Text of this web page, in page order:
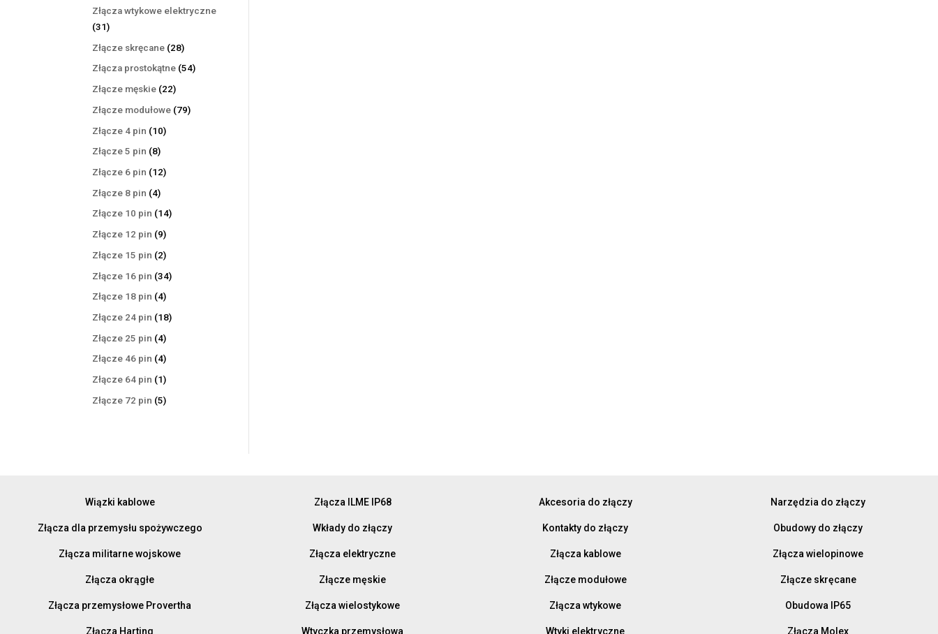
Złącza wtykowe elektryczne
3131
produktów
Złącze skręcane 2828
produktów
Złącza prostokątne 5454
Złącze męskie 2222
produkty
Złącze modułowe 7979
Złącze 4 pin 1010
Złącze 5 pin 88
produktów
Złącze 6 pin 1212
Złącze 8 pin 44
produkty
Złącze 10 pin 1414
Złącze 12 pin 99
produktów
Złącze 15 pin 22
produkty
Złącze 16 pin 3434
Złącze 18 pin 44
produkty
Złącze 24 pin 1818
Złącze 25 pin 44
produkty
Złącze 46 pin 44
produkty
Złącze 64 pin 11
produkt
Złącze 72 pin 55
Wiązki kablowe
Złącza dla przemysłu spożywczego
Złącza militarne wojskowe
Złącza okrągłe
Złącza przemysłowe Provertha
Złącza Harting
Złącza ILME IP68
Wkłady do złączy
Złącza elektryczne
Złącze męskie
Złącza wielostykowe
Wtyczka przemysłowa
Akcesoria do złączy
Kontakty do złączy
Złącza kablowe
Złącze modułowe
Złącza wtykowe
Wtyki elektryczne
Narzędzia do złączy
Obudowy do złączy
Złącza wielopinowe
Złącze skręcane
Obudowa IP65
Złącza Molex